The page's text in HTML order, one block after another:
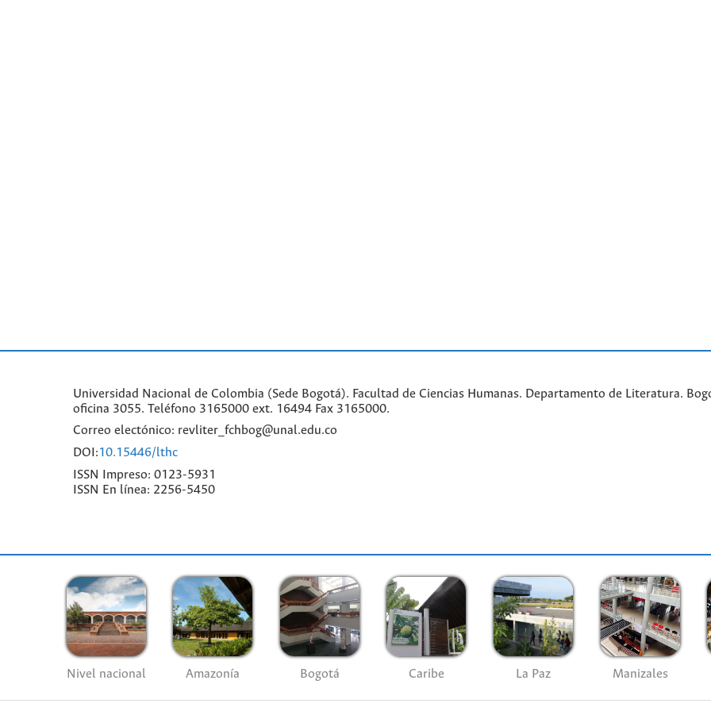
Universidad Nacional de Colombia (Sede Bogotá). Facultad de Ciencias Humanas. Departamento de Literatura.
oficina 3055. Teléfono 3165000 ext. 16494 Fax 3165000.
Correo electónico: revliter_fchbog@unal.edu.co
DOI:10.15446/lthc
ISSN Impreso: 0123-5931
ISSN En línea: 2256-5450
Nivel nacional Amazonía Bogotá Caribe La Paz Manizales